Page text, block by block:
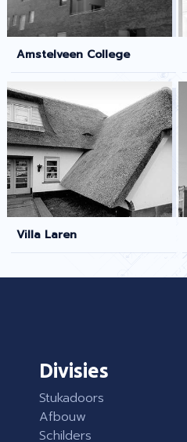
Amstelveen College
Villa Laren
Divisies
Stukadoors
Afbouw
Schilders